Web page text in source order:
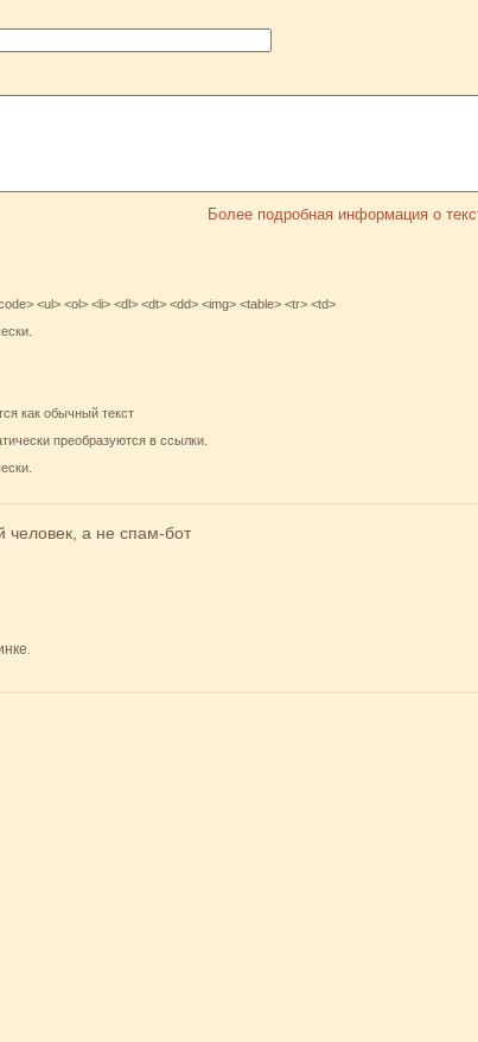
Более подробная информация о
<ul> <ol> <li> <dl> <dt> <dd> <img> <table> <tr> <td>
как обычный текст
преобразуются в ссылки.
человек, а не спам-бот